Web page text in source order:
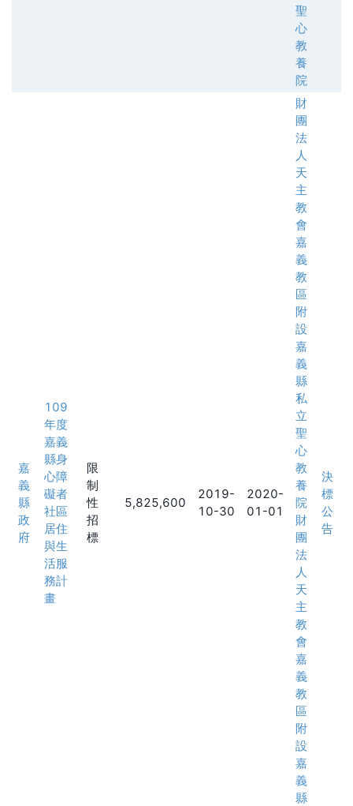
聖
心
教
養
院
嘉
義
縣
政
府
109
年度
嘉義
縣身
心障
礙者
社區
居住
與生
活服
務計
畫
限
制
性
招
標
5,825,600
2019-
10-30
2020-
01-01
財
團
法
人
天
主
教
會
嘉
義
教
區
附
設
嘉
義
縣
私
立
聖
心
教
養
院
財
團
法
人
天
主
教
會
嘉
義
教
區
附
設
嘉
義
縣
決
標
公
告